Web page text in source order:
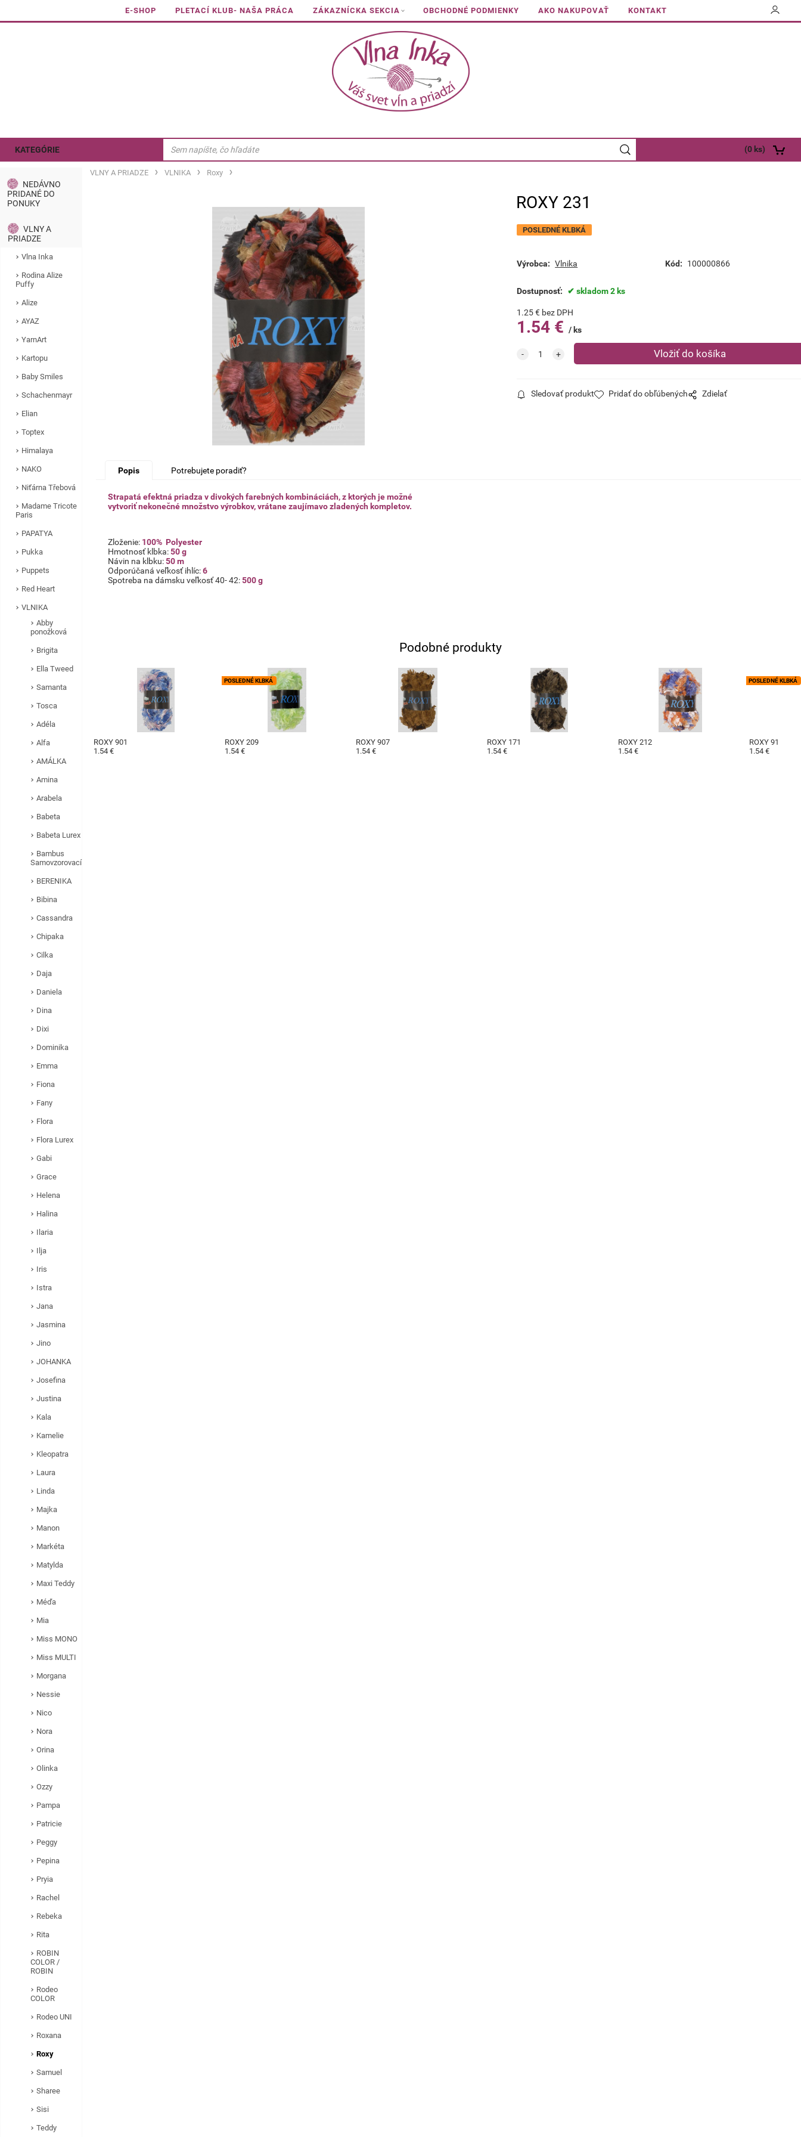
E-SHOP PLETACÍ KLUB- NAŠA PRÁCA ZÁKAZNÍCKA SEKCIA OBCHODNÉ PODMIENKY AKO NAKUPOVAŤ KONTAKT
KATEGÓRIE (0 ks)
NEDÁVNO
PRIDANÉ DO
PONUKY
VLNY A
PRIADZE
Vlna Inka
Rodina Alize
Puffy
Alize
AYAZ
YarnArt
Kartopu
Baby Smiles
Schachenmayr
Elian
Toptex
Himalaya
NAKO
Niťárna Třebová
Madame Tricote
Paris
PAPATYA
Pukka
Puppets
Red Heart
VLNIKA
Abby
ponožková
Brigita
Ella Tweed
Samanta
Tosca
Adéla
Alfa
AMÁLKA
Amina
Arabela
Babeta
Babeta Lurex
Bambus
Samovzorovací
BERENIKA
Bibina
Cassandra
Chipaka
Cilka
Daja
Daniela
Dina
Dixi
Dominika
Emma
Fiona
Fany
Flora
Flora Lurex
Gabi
Grace
Helena
Halina
Ilaria
Ilja
Iris
Istra
Jana
Jasmina
Jino
JOHANKA
Josefina
Justina
Kala
Kamelie
Kleopatra
Laura
Linda
Majka
Manon
Markéta
Matylda
Maxi Teddy
Méďa
Mia
Miss MONO
Miss MULTI
Morgana
Nessie
Nico
Nora
Orina
Olinka
Ozzy
Pampa
Patricie
Peggy
Pepina
Pryia
Rachel
Rebeka
Rita
ROBIN
COLOR /
ROBIN
Rodeo
COLOR
Rodeo UNI
Roxana
Roxy
Samuel
Sharee
Sisi
Teddy
VLNY A PRIADZE VLNIKA Roxy
ROXY 231
POSLEDNÉ KLBKÁ
Výrobca: Vlnika Kód: 100000866
Dostupnosť: skladom 2 ks
1.25€ bez DPH
1.54 € ks
Sledovať produkt Pridať do obľúbených Zdielať
Popis Potrebujete poradiť?
Strapatá efektná priadza v divokých farebných kombináciách, z ktorých je možné
vytvoriť nekonečnémnožstvo výrobkov, vrátane zaujímavo zladených kompletov.
Zloženie: 100% Polyester
Hmotnosť klbka: 50 g
Návin na klbku: 50 m
Odporúčaná veľkosť ihlíc:6
Spotreba na dámsku veľkosť 40- 42: 500 g
Podobné produkty
ROXY 901
1.54 €
ROXY 209
POSLEDNÉ KLBKÁ
1.54 €
ROXY 907
1.54 €
ROXY 171
1.54 €
ROXY 212
1.54 €
ROXY 91
POSLEDNÉ KLBKÁ
1.54 €